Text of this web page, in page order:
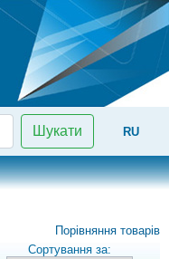
Шукати RU
Порівняння товарів
Сортування за: